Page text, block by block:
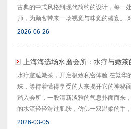
古典的中式风格到现代简约的设计，每一
师，为顾客带来一场视觉与味觉的盛宴。
2026-06-26
上海海选场水磨会所：水疗与嫩
水疗邂逅嫩茶，开启极致私密体验 在繁
珠，等待着懂得享受的人来揭开它的神秘
踏入会所，一股清新淡雅的气息扑面而来
的水流轻轻滑过肌肤，仿佛一双温柔的手
2026-03-05